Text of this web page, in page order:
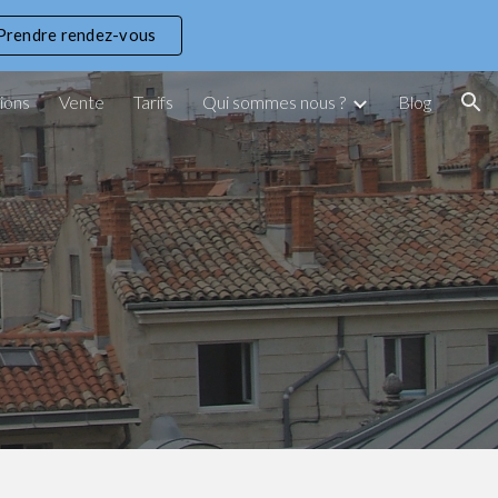
rendez-vous
Vente Tarifs Qui sommes nous ? Blog